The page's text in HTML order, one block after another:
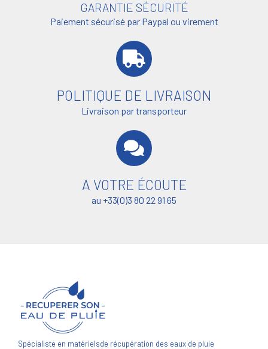
GARANTIE SÉCURITÉ
Paiement sécurisé par Paypal ou virement
POLITIQUE DE LIVRAISON
Livraison par transporteur
A VOTRE ÉCOUTE
au +33(0)3 80 22 91 65
Spécialiste en matérielsde récupération des eaux de pluie